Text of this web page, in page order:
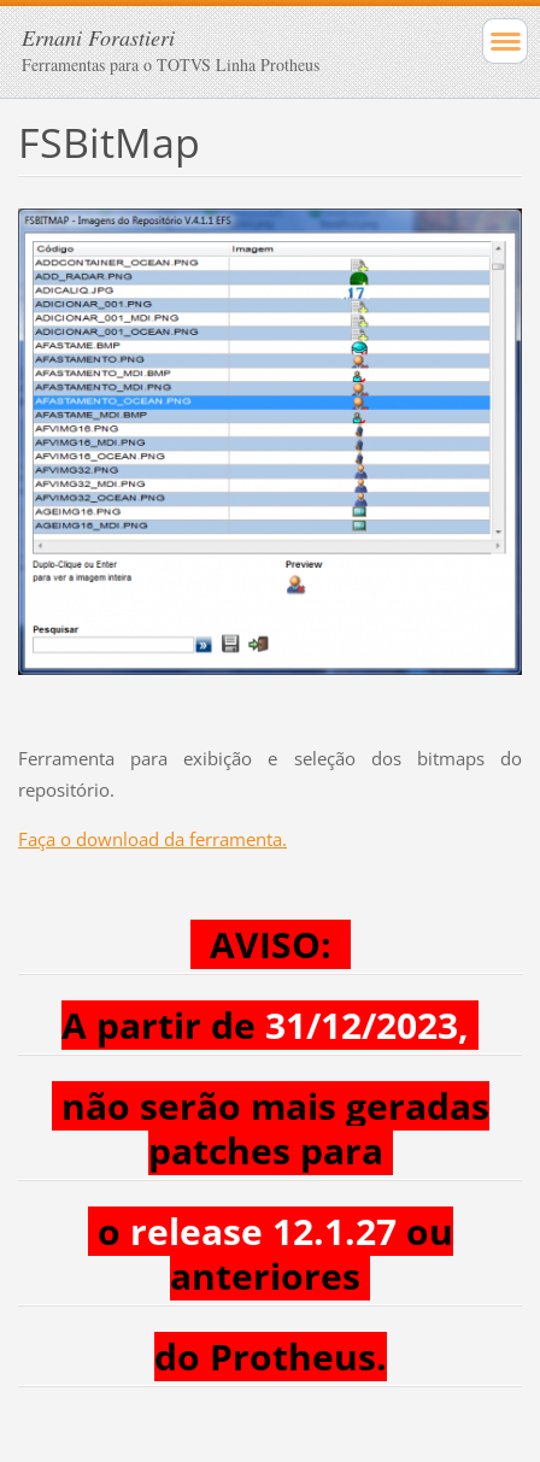
Ernani Forastieri
Ferramentas para o TOTVS Linha Protheus
FSBitMap
Ferramenta para exibição e seleção dos bitmaps do
repositório.
Faça o download da ferramenta.
AVISO:
A partir de 31/12/2023,
não serão mais geradas
patches para
o release 12.1.27 ou
anteriores
do Protheus.